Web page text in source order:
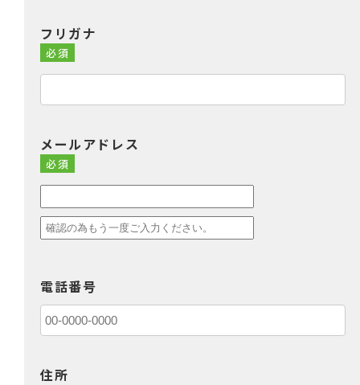
フリガナ
必須
メールアドレス
必須
電話番号
住所